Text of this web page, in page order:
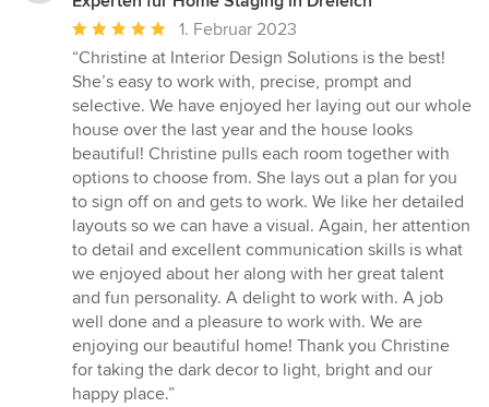
Durchschnittliche
Bewertung:
5
von
5
Sternen
1. Februar 2023
“Christine at Interior Design Solutions is the best!
She’s easy to work with, precise, prompt and
selective. We have enjoyed her laying out our whole
house over the last year and the house looks
beautiful! Christine pulls each room together with
options to choose from. She lays out a plan for you
to sign off on and gets to work. We like her detailed
layouts so we can have a visual. Again, her attention
to detail and excellent communication skills is what
we enjoyed about her along with her great talent
and fun personality. A delight to work with. A job
well done and a pleasure to work with. We are
enjoying our beautiful home! Thank you Christine
for taking the dark decor to light, bright and our
happy place.”